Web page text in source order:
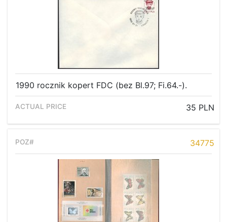
1990 rocznik kopert FDC (bez Bl.97; Fi.64.-).
35 PLN
34775